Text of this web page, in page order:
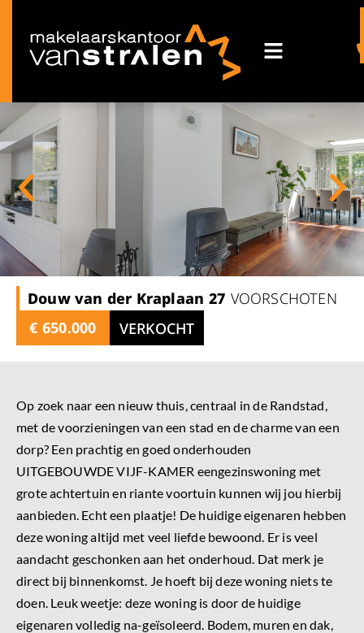
Douw van der Kraplaan 27 VOORSCHOTEN
€ 650.000
VERKOCHT
Op zoek naar een nieuw thuis, centraal in de Randstad,
met de voorzieningen van een stad en de charme van een
dorp? Een prachtig en goed onderhouden
UITGEBOUWDE VIJF-KAMER eengezinswoning met
grote achtertuin en riante voortuin kunnen wij jou hierbij
aanbieden. Echt een plaatje! De huidige eigenaren hebben
deze woning altijd met veel liefde bewoond. Er is veel
aandacht geschonken aan het onderhoud. Dat merk je
direct bij binnenkomst. Je hoeft bij deze woning niets te
doen. Leuk weetje: deze woning is door de huidige
eigenaren volledig na-geïsoleerd. Bodem, muren en dak,